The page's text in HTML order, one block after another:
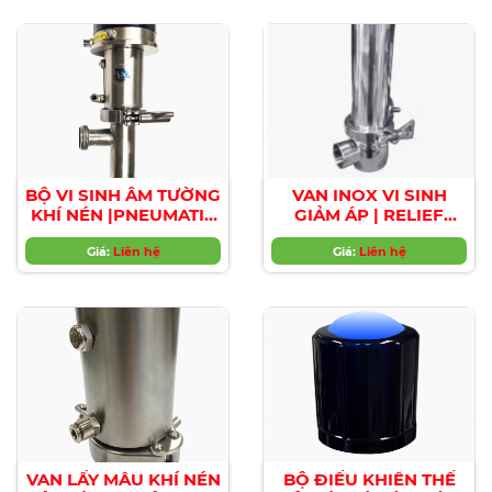
VALVES WITHOUT
DEAD AREA FOR TANK
OR TUBE
BỘ VI SINH ÂM TƯỜNG
KHÍ NÉN |PNEUMATIC
FLUSH CLEANER
Giá: Liên hệ
VAN INOX VI SINH
GIẢM ÁP | RELIEF
VALVES
Giá: Liên hệ
VAN LẤY MẪU KHÍ NÉN
BỘ ĐIỀU KHIỂN THẾ